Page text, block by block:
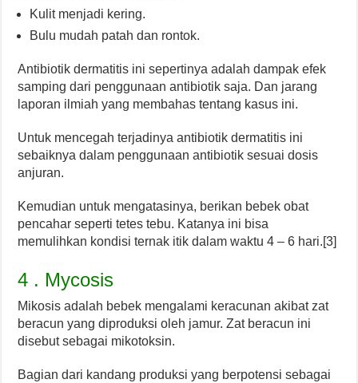
Kulit menjadi kering.
Bulu mudah patah dan rontok.
Antibiotik dermatitis ini sepertinya adalah dampak efek
samping dari penggunaan antibiotik saja. Dan jarang
laporan ilmiah yang membahas tentang kasus ini.
Untuk mencegah terjadinya antibiotik dermatitis ini
sebaiknya dalam penggunaan antibiotik sesuai dosis
anjuran.
Kemudian untuk mengatasinya, berikan bebek obat
pencahar seperti tetes tebu. Katanya ini bisa
memulihkan kondisi ternak itik dalam waktu 4 – 6 hari.[3]
4 . Mycosis
Mikosis adalah bebek mengalami keracunan akibat zat
beracun yang diproduksi oleh jamur. Zat beracun ini
disebut sebagai mikotoksin.
Bagian dari kandang produksi yang berpotensi sebagai